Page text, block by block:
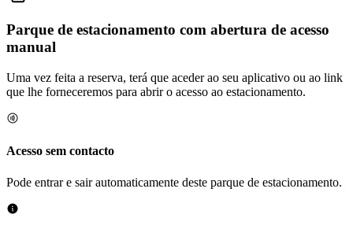
Parque de estacionamento com abertura de acesso
manual
Uma vez feita a reserva, terá que aceder ao seu aplicativo ou ao link
que lhe forneceremos para abrir o acesso ao estacionamento.
Acesso sem contacto
Pode entrar e sair automaticamente deste parque de estacionamento.